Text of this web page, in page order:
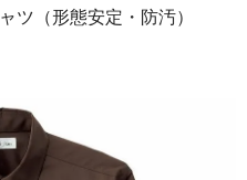
ツ（形態安定・防汚）